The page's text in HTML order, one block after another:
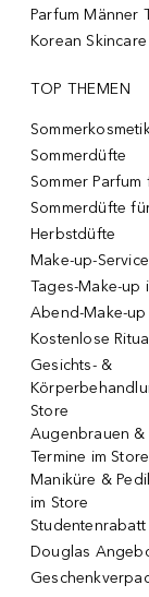
Parfum Männer
Korean Skincare
TOP THEMEN
Sommerdüfte
Sommer Parfum
Sommerdüfte
Herbstdüfte
Make-up-
Tages-Make-up
Abend-Make-up
Kostenlose
Gesichts- &
Store
Augenbrauen &
Termine im Store
Maniküre &
im Store
Studentenrabatt
Douglas